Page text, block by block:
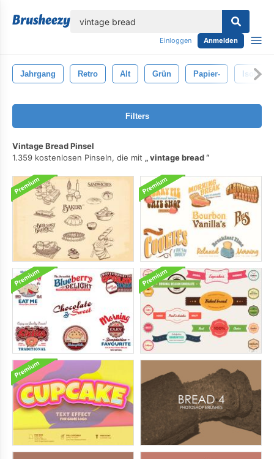
Einloggen Anmelden
Jahrgang Retro Alt Grün Papier- Isoliert
Filters
Vintage Bread Pinsel
1.359 kostenlosen Pinseln, die mit
vintage bread